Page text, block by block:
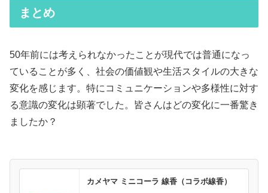
まとめ
50年前には考えられなかったことが現代では普通になっ
ていることが多く、社会の価値観や生活スタイルの大きな
変化を感じます。特にコミュニケーションや多様性に対す
る意識の変化は顕著でした。皆さんはどの変化に一番驚き
ましたか？
カメヤマ ミニコーラ 線香（コラボ線香）